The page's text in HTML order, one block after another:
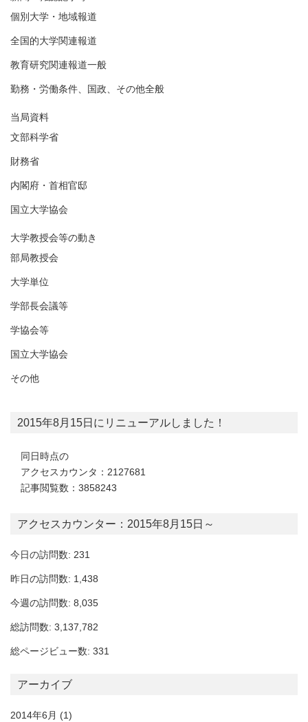
個別大学・地域報道
全国的大学関連報道
教育研究関連報道一般
勤務・労働条件、国政、その他全般
当局資料
文部科学省
財務省
内閣府・首相官邸
国立大学協会
大学教授会等の動き
部局教授会
大学単位
学部長会議等
学協会等
国立大学協会
その他
2015年8月15日にリニューアルしました！
同日時点の
アクセスカウンタ：2127681
記事閲覧数：3858243
アクセスカウンター：2015年8月15日～
今日の訪問数: 231
昨日の訪問数: 1,438
今週の訪問数: 8,035
総訪問数: 3,137,782
総ページビュー数: 331
アーカイブ
2014年6月 (1)